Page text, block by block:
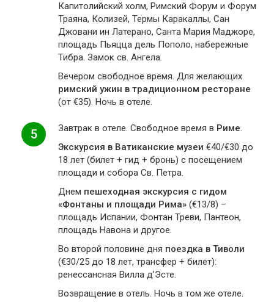
Капитолийский холм, Римский Форум и Форум
Траяна, Колизей, Термы Каракаллы, Сан
Джовани ин Латерано, Санта Мария Маджоре,
площадь Пьяцца дель Пополо, набережные
Тибра. Замок св. Ангела.
Вечером свободное время. Для желающих
римский ужин в традиционном ресторане
(от €35). Ночь в отеле.
5 Завтрак в отеле. Свободное время в Риме.
Экскурсия в Ватиканские музеи €40/€30 до
18 лет (билет + гид + бронь) с посещением
площади и собора Св. Петра.
Днем пешеходная экскурсия с гидом
«Фонтаны и площади Рима» (€13/8) –
площадь Испании, Фонтан Треви, Пантеон,
площадь Навона и другое.
Во второй половине дня поездка в Тиволи
(€30/25 до 18 лет, трансфер + билет):
ренессансная Вилла д’Эсте.
Возвращение в отель. Ночь в том же отеле.